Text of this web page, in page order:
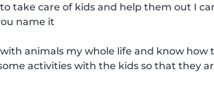
take care of kids and help them out I
name it
animals my whole life and know
activities with the kids so that they